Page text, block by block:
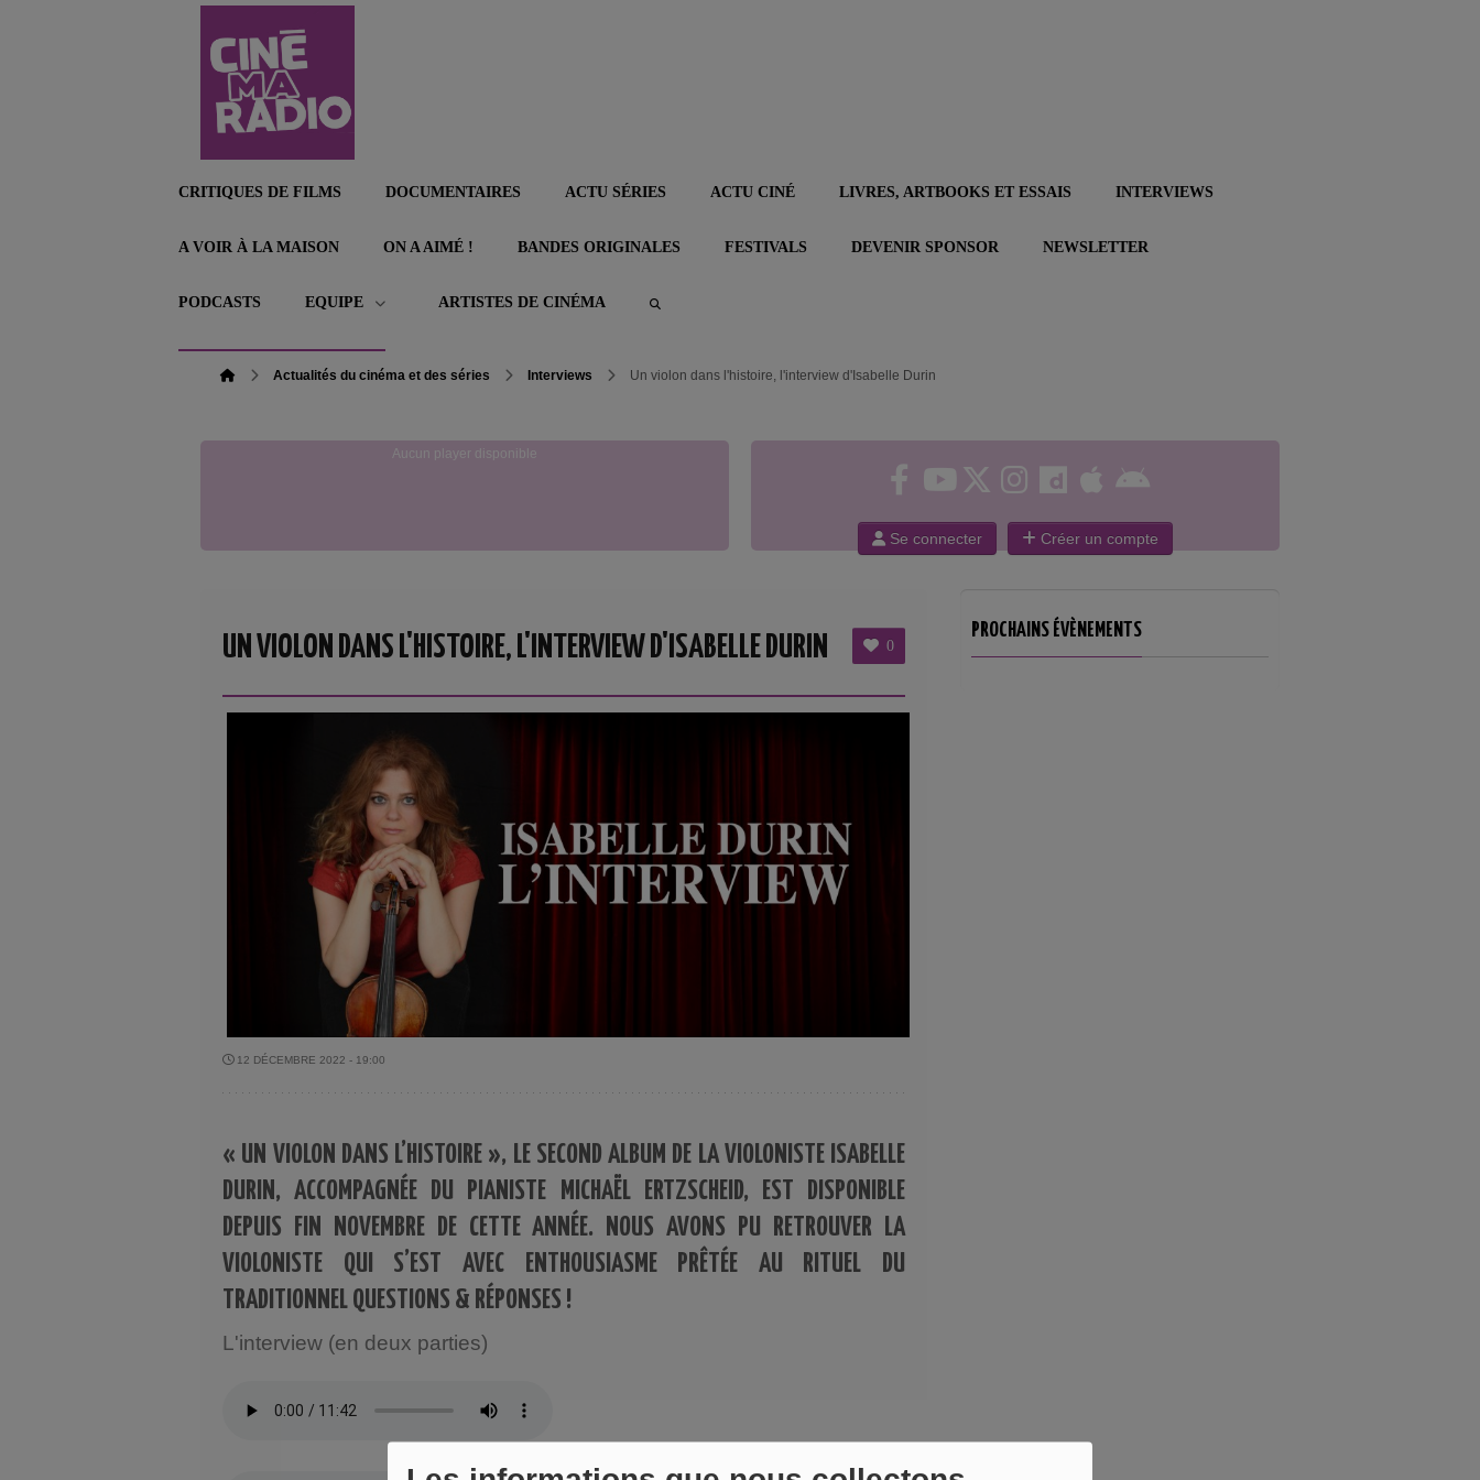
CRITIQUES DE FILMS DOCUMENTAIRES ACTU SÉRIES ACTU CINÉ LIVRES, ARTBOOKS ET ESSAIS INTERVIEWS
A VOIR À LA MAISON ON A AIMÉ ! BANDES ORIGINALES FESTIVALS DEVENIR SPONSOR NEWSLETTER
PODCASTS EQUIPE ARTISTES DE CINÉMA
Actualités du cinéma et des séries Interviews Un violon dans l'histoire, l'interview d'Isabelle Durin
Aucun player disponible
Se connecter Créer un compte
0
UN VIOLON DANS L'HISTOIRE, L'INTERVIEW D'ISABELLE DURIN
12 DÉCEMBRE 2022 - 19:00
« UN VIOLON DANS L’HISTOIRE », LE SECOND ALBUM DE LA VIOLONISTE ISABELLE
DURIN, ACCOMPAGNÉE DU PIANISTE MICHAËL ERTZSCHEID, EST DISPONIBLE
DEPUIS FIN NOVEMBRE DE CETTE ANNÉE. NOUS AVONS PU RETROUVER LA
VIOLONISTE QUI S’EST AVEC ENTHOUSIASME PRÊTÉE AU RITUEL DU
TRADITIONNEL QUESTIONS & RÉPONSES !
L'interview (en deux parties)
PROCHAINS ÉVÈNEMENTS